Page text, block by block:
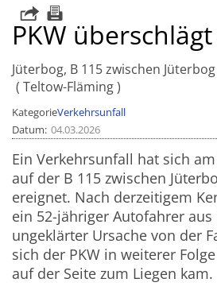
PKW
Jüterbog, B 115 zwischen
Teltow-Fläming
KategorieVerkehrsunfall
Datum 04.03.2026
Ein Verkehrsunfall hat sich
auf der B 115 zwischen
ereignet. Nach derzeitigem
ein 52-jähriger Autofahrer aus
ungeklärter Ursache von der
sich der PKW in weiterer
auf der Seite zum Liegen kam.